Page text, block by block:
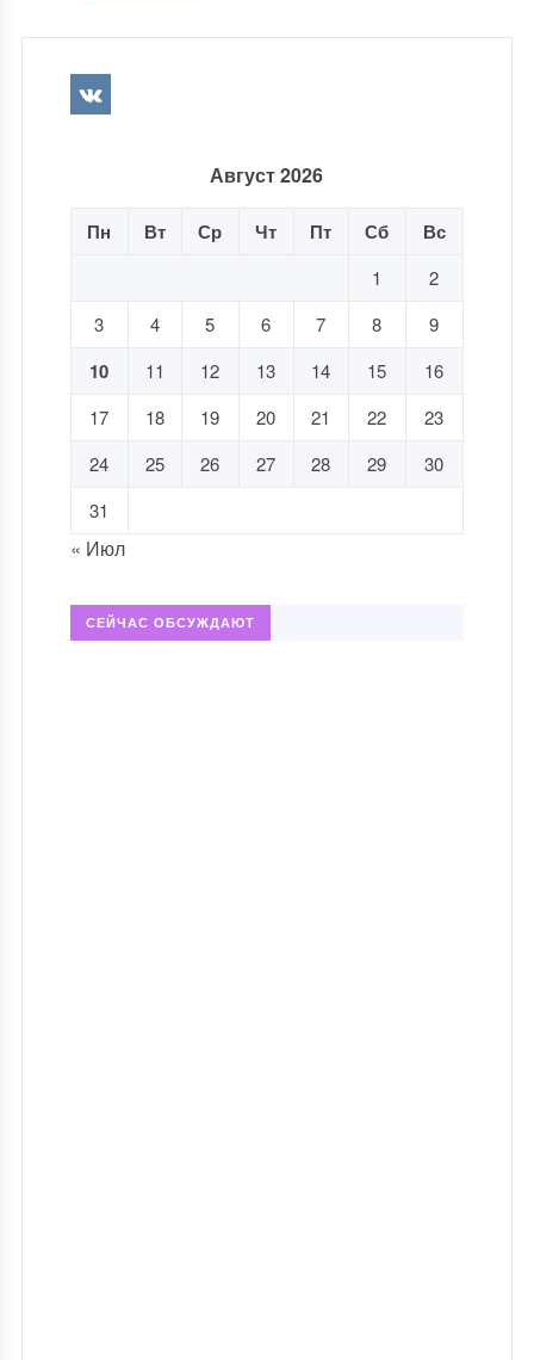
Август 2026
Пн Вт Ср Чт Пт Сб Вс
1
2
3
4 5 6 7 8 9
10 11 12 13 14 15
16
17
18 19 20 21 22
23
24
25 26 27 28 29
30
31
« Июл
СЕЙЧАС ОБСУЖДАЮТ